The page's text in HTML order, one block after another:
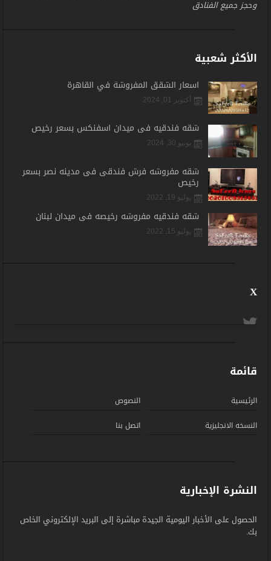
وحجز جميع الفنادق
الأكثر شعبية
اسعار الشقق المفروشة في القاهرة
أكتوبر 01, 2024
شقه فندقيه فى ميدان اسفنكس بسعر رخيص
يونيو 30, 2024
شقه مفروشه فرش فندقى فى مدينه نصر بسعر
رخيص
يوليو 19, 2022
شقه فندقيه مفروشه رخيصه فى ميدان لبنان
يوليو 15, 2022
X
قائمة
الرئيسية
النصوص
النسخه الانجليزية
اتصل بنا
النشرة الإخبارية
الحصول على الأخبار اليومية الجيدة مباشرة إلى البريد الإلكتروني الخاص
بك.